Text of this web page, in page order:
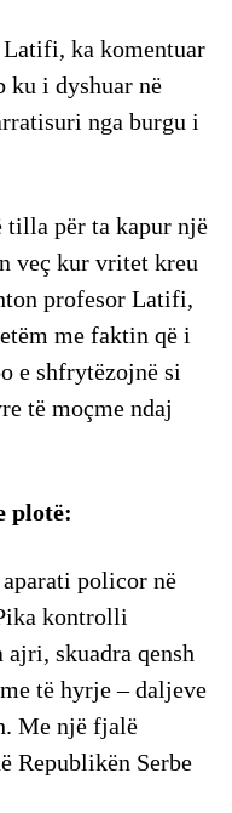
ka komentuar
ku i dyshuar në
nga burgu i
për ta kapur një
veç kur vritet kreu
profesor Latifi,
me faktin që i
e shfrytëzojnë si
të moçme ndaj
plotë:
policor në
kontrolli
skuadra qensh
të hyrje – daljeve
Me një fjalë
Republikën Serbe